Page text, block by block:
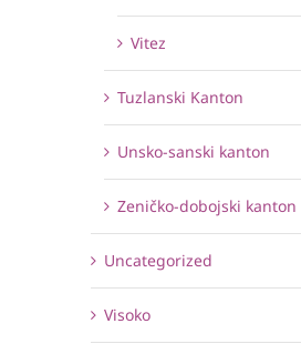
Vitez
Tuzlanski Kanton
Unsko-sanski kanton
Zeničko-dobojski kanton
Uncategorized
Visoko